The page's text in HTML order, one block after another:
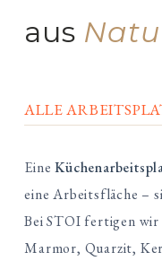
aus
ALLE
Eine
eine Arbeitsfläche –
Bei STOI fertigen
Marmor, Quarzit,